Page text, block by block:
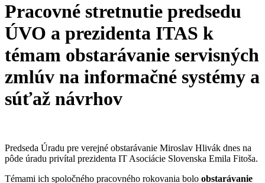
Pracovné stretnutie predsedu
ÚVO a prezidenta ITAS k
témam obstarávanie servisných
zmlúv na informačné systémy a
súťaž návrhov
Predseda Úradu pre verejné obstarávanie Miroslav Hlivák dnes na
pôde úradu privítal prezidenta IT Asociácie Slovenska Emila Fitoša.
Témami ich spoločného pracovného rokovania bolo obstarávanie